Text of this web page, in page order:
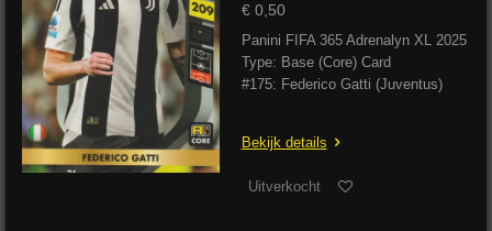
€ 0,50
Panini FIFA 365 Adrenalyn XL 2025
Type: Base (Core) Card
#175: Federico Gatti (Juventus)
Bekijk details
Uitverkocht